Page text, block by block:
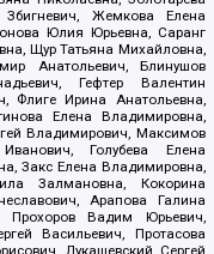
Жемкова Елена
Юлия Юрьевна, Саранг
Щур Татьяна Михайловна,
Анатольевич, Блинушов
Гефтер Валентин
Флиге Ирина Анатольевна,
Елена Владимировна,
Владимирович, Максимов
Голубева Елена
Закс Елена Владимировна,
Залмановна, Кокорина
Арапова Галина
Прохоров Вадим Юрьевич,
Васильевич, Протасова